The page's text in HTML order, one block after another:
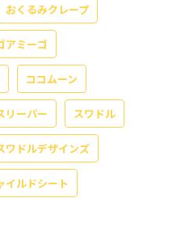
おくるみクレープ
アミーゴ
ココムーン
リーパー スワドル
ワドルデザインズ
イルドシート